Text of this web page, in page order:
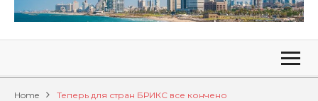
Home Теперь для стран БРИКС все кончено